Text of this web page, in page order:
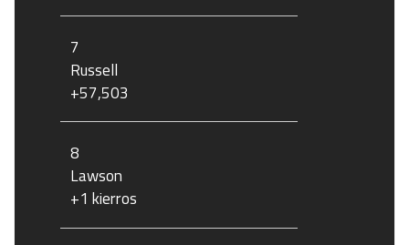
7
Russell
+57,503
8
Lawson
+1 kierros